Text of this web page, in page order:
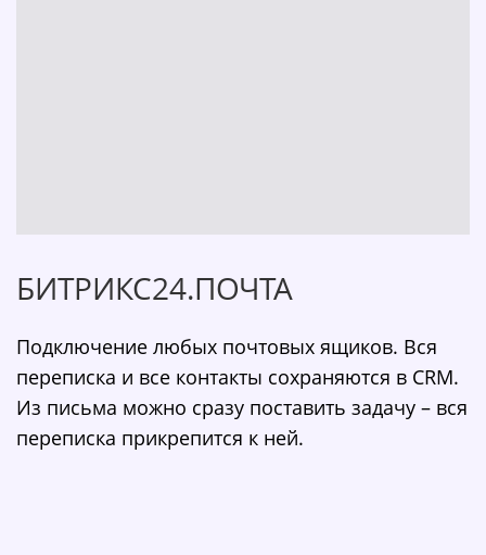
БИТРИКС24.ПОЧТА
Подключение любых почтовых ящиков. Вся
переписка и все контакты сохраняются в CRM.
Из письма можно сразу поставить задачу – вся
переписка прикрепится к ней.